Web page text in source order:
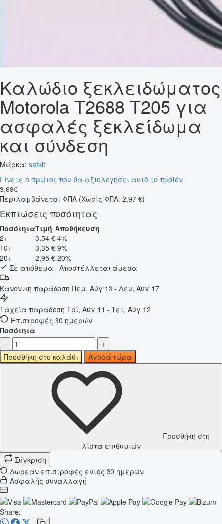
Καλώδιο ξεκλειδώματος
Motorola T2688 T205 για
ασφαλές ξεκλείδωμα
και σύνδεση
Μάρκα: satkit
Γίνετε ο πρώτος που θα αξιολογήσει αυτό το προϊόν
3,68€
Περιλαμβάνεται ΦΠΑ (Χωρίς ΦΠΑ: 2,97 €)
Εκπτώσεις ποσότητας
ΠοσότηταΤιμή Αποθήκευση
2+
3,54 €-4%
10+
3,35 €-9%
20+
2,95 €-20%
Σε απόθεμα - Αποστέλλεται άμεσα
Κανονική παράδοση Πέμ, Αύγ 13 - Δευ, Αύγ 17
Ταχεία παράδοση Τρί, Αύγ 11 - Τετ, Αύγ 12
Επιστροφές 30 ημερών
Ποσότητα
-
+
Προσθήκη στο καλάθι
Αγορά τώρα
Προσθήκη στη
λίστα επιθυμιών
Σύγκριση
Δωρεάν επιστροφές εντός 30 ημερών
Ασφαλής συναλλαγή
Share: